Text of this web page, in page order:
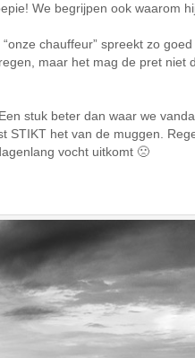
We begrijpen ook waarom
chauffeur” spreekt zo
maar het mag de pret
stuk beter dan waar we
het van de muggen.
vocht uitkomt 🙁